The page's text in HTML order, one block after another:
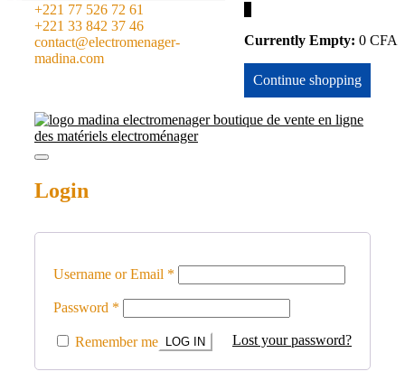
Currently Empty: 0 CFA
Continue shopping
+221 77 526 72 61
+221 33 842 37 46
contact@electromenager-
madina.com
Login
Username or Email *
Password *
Remember me Lost your password?